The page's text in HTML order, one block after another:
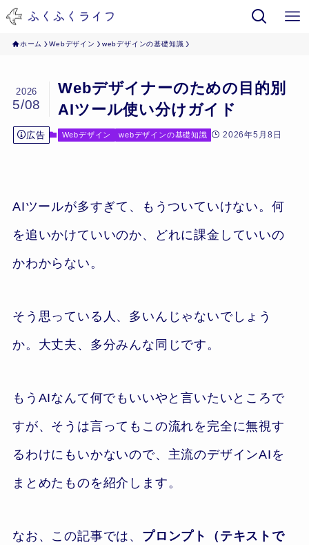
ホーム Webデザイン webデザインの基礎知識
Webデザイナーのための目的別
AIツール使い分けガイド
2026
5/08
広告 Webデザイン webデザインの基礎知識 2026年5月8日
AIツールが多すぎて、もうついていけない。何
を追いかけていいのか、どれに課金していいの
かわからない。
そう思っている人、多いんじゃないでしょう
か。大丈夫、多分みんな同じです。
もうAIなんて何でもいいやと言いたいところで
すが、そうは言ってもこの流れを完全に無視す
るわけにもいかないので、主流のデザインAIを
まとめたものを紹介します。
なお、この記事では、 プロンプト（テキストで